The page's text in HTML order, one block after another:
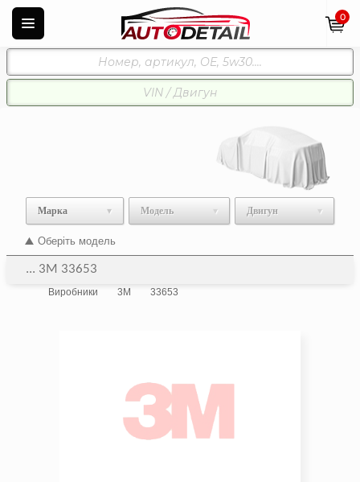
0
Марка Модель Двигун
Оберіть модель
... 3M 33653
Виробники 3M 33653